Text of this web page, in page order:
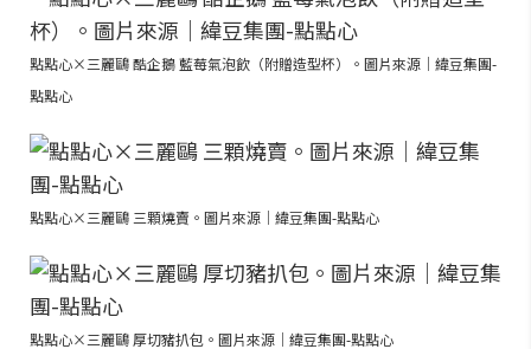
點點心×三麗鷗 酷企鵝 藍莓氣泡飲（附贈造型杯）。圖片來源｜緯豆集團-
點點心
點點心×三麗鷗 三顆燒賣。圖片來源｜緯豆集團-點點心
點點心×三麗鷗 厚切豬扒包。圖片來源｜緯豆集團-點點心